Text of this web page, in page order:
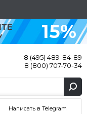
15%
8 (495) 489-84-89
8 (800) 707-70-34
Написать в Telegram